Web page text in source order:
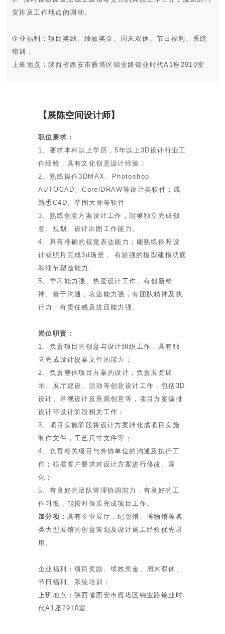
安排及工作地点的调动。
企业福利：项目奖励、绩效奖金、周末双休、节日福利、系统
培训；
上班地点：陕西省西安市雁塔区锦业路锦业时代A1座2910室
【展陈空间设计师】
职位类别：工程造价
经验要求：3-5年
职位性质：全职
学历要求：大专以上
职位要求：
1、要求本科以上学历，5年以上3D设计行业工
作经验，具有文化创意设计经验；
2、熟练操作3DMAX、Photoshop、
AUTOCAD、CorelDRAW等设计类软件；或
熟悉C4D、草图大师等软件
3、熟练创意方案设计工作，能够独立完成创
意、规划、设计出图工作能力。
4、具有准确的视觉表达能力；能熟练依照设
计或照片完成3d场景， 有较强的模型建模功底
和细节塑造能力;
5、学习能力强、热爱设计工作、有创新精
神、善于沟通，表达能力强，有团队精神及执
行力；有责任感及抗压能力强。
岗位职责：
1、负责项目的创意与设计组织工作，具有独
立完成设计提案文件的能力；
2、负责整体项目方案的设计，负责展览展
示、展厅建设、活动等创意设计工作，包括3D
设计、导视设计及景观创意等，项目方案编排
设计等设计阶段相关工作；
3、项目实施阶段将设计方案转化成项目实施
制作文件，工艺尺寸文件等；
4、负责相关项目与外协单位的沟通及执行工
作；根据客户要求对设计方案进行修改、深
化；
5、有良好的团队管理协调能力，有良好的工
作习惯，能按时保质完成项目工作。
加分项： 具有企业展厅，纪念馆、博物馆等各
类大型展馆的创意策划及设计施工经验优先录
用。
企业福利：项目奖励、绩效奖金、周末双休、
节日福利、系统培训；
上班地点：陕西省西安市雁塔区锦业路锦业时
代A1座2910室